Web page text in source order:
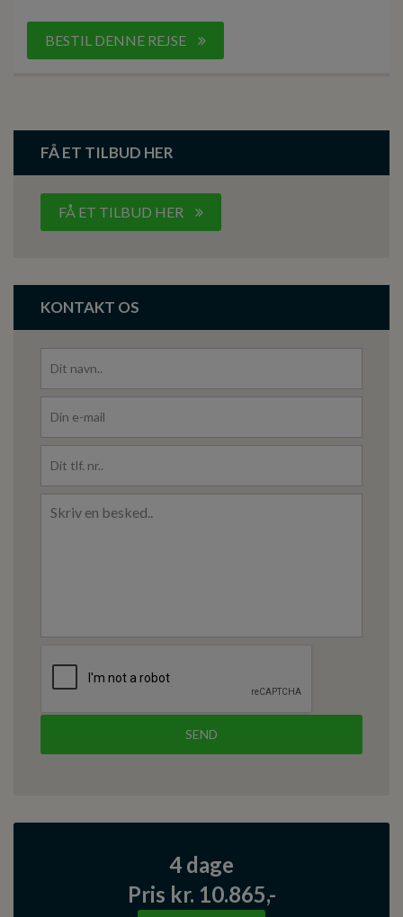
BESTIL DENNE REJSE
FÅ ET TILBUD HER
FÅ ET TILBUD HER
KONTAKT OS
4 dage
Pris kr. 10.865,-